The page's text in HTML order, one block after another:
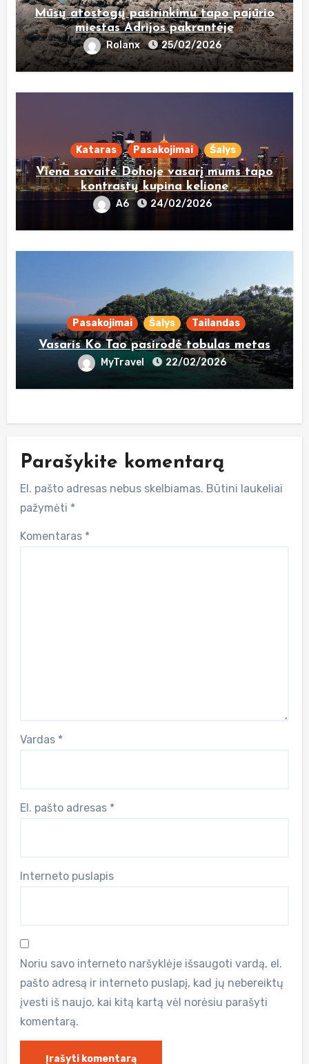
Mūsų atostogų pasirinkimu tapo pajūrio
miestas Adrijos pakrantėje
Rolanx 25/02/2026
Kataras Pasakojimai Šalys
Viena savaitė Dohoje vasarį mums tapo
kontrastų kupina kelione
A6 24/02/2026
Pasakojimai Šalys Tailandas
Vasaris Ko Tao pasirodė tobulas metas
MyTravel 22/02/2026
Parašykite komentarą
El. pašto adresas nebus skelbiamas. Būtini laukeliai
pažymėti *
Komentaras *
Vardas *
El. pašto adresas *
Interneto puslapis
Noriu savo interneto naršyklėje išsaugoti vardą, el.
pašto adresą ir interneto puslapį, kad jų nebereiktų
įvesti iš naujo, kai kitą kartą vėl norėsiu parašyti
komentarą.